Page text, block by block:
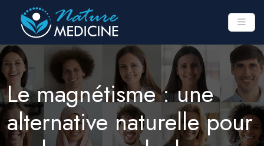
Le magnétisme : une
alternative naturelle pour